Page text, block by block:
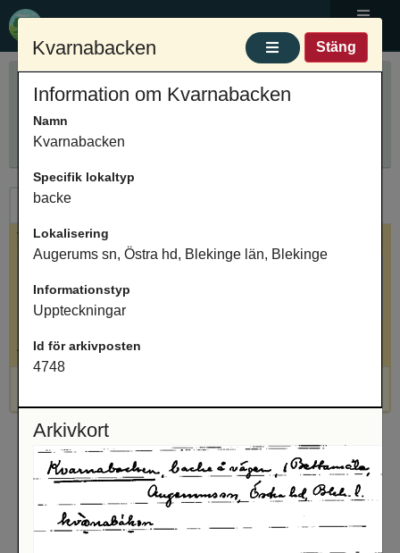
Meny
Sök ortnamn
Innehåller
Ortnamn
Valt ortnamn
Blekinge län, Blekinge
Antal arkivposter: 1
Kvarnabacken Stäng
Information om Kvarnabacken
Namn
Kvarnabacken
Specifik lokaltyp
backe
Lokalisering
Augerums sn, Östra hd, Blekinge län, Blekinge
Informationstyp
Uppteckningar
Id för arkivposten
4748
Arkivkort